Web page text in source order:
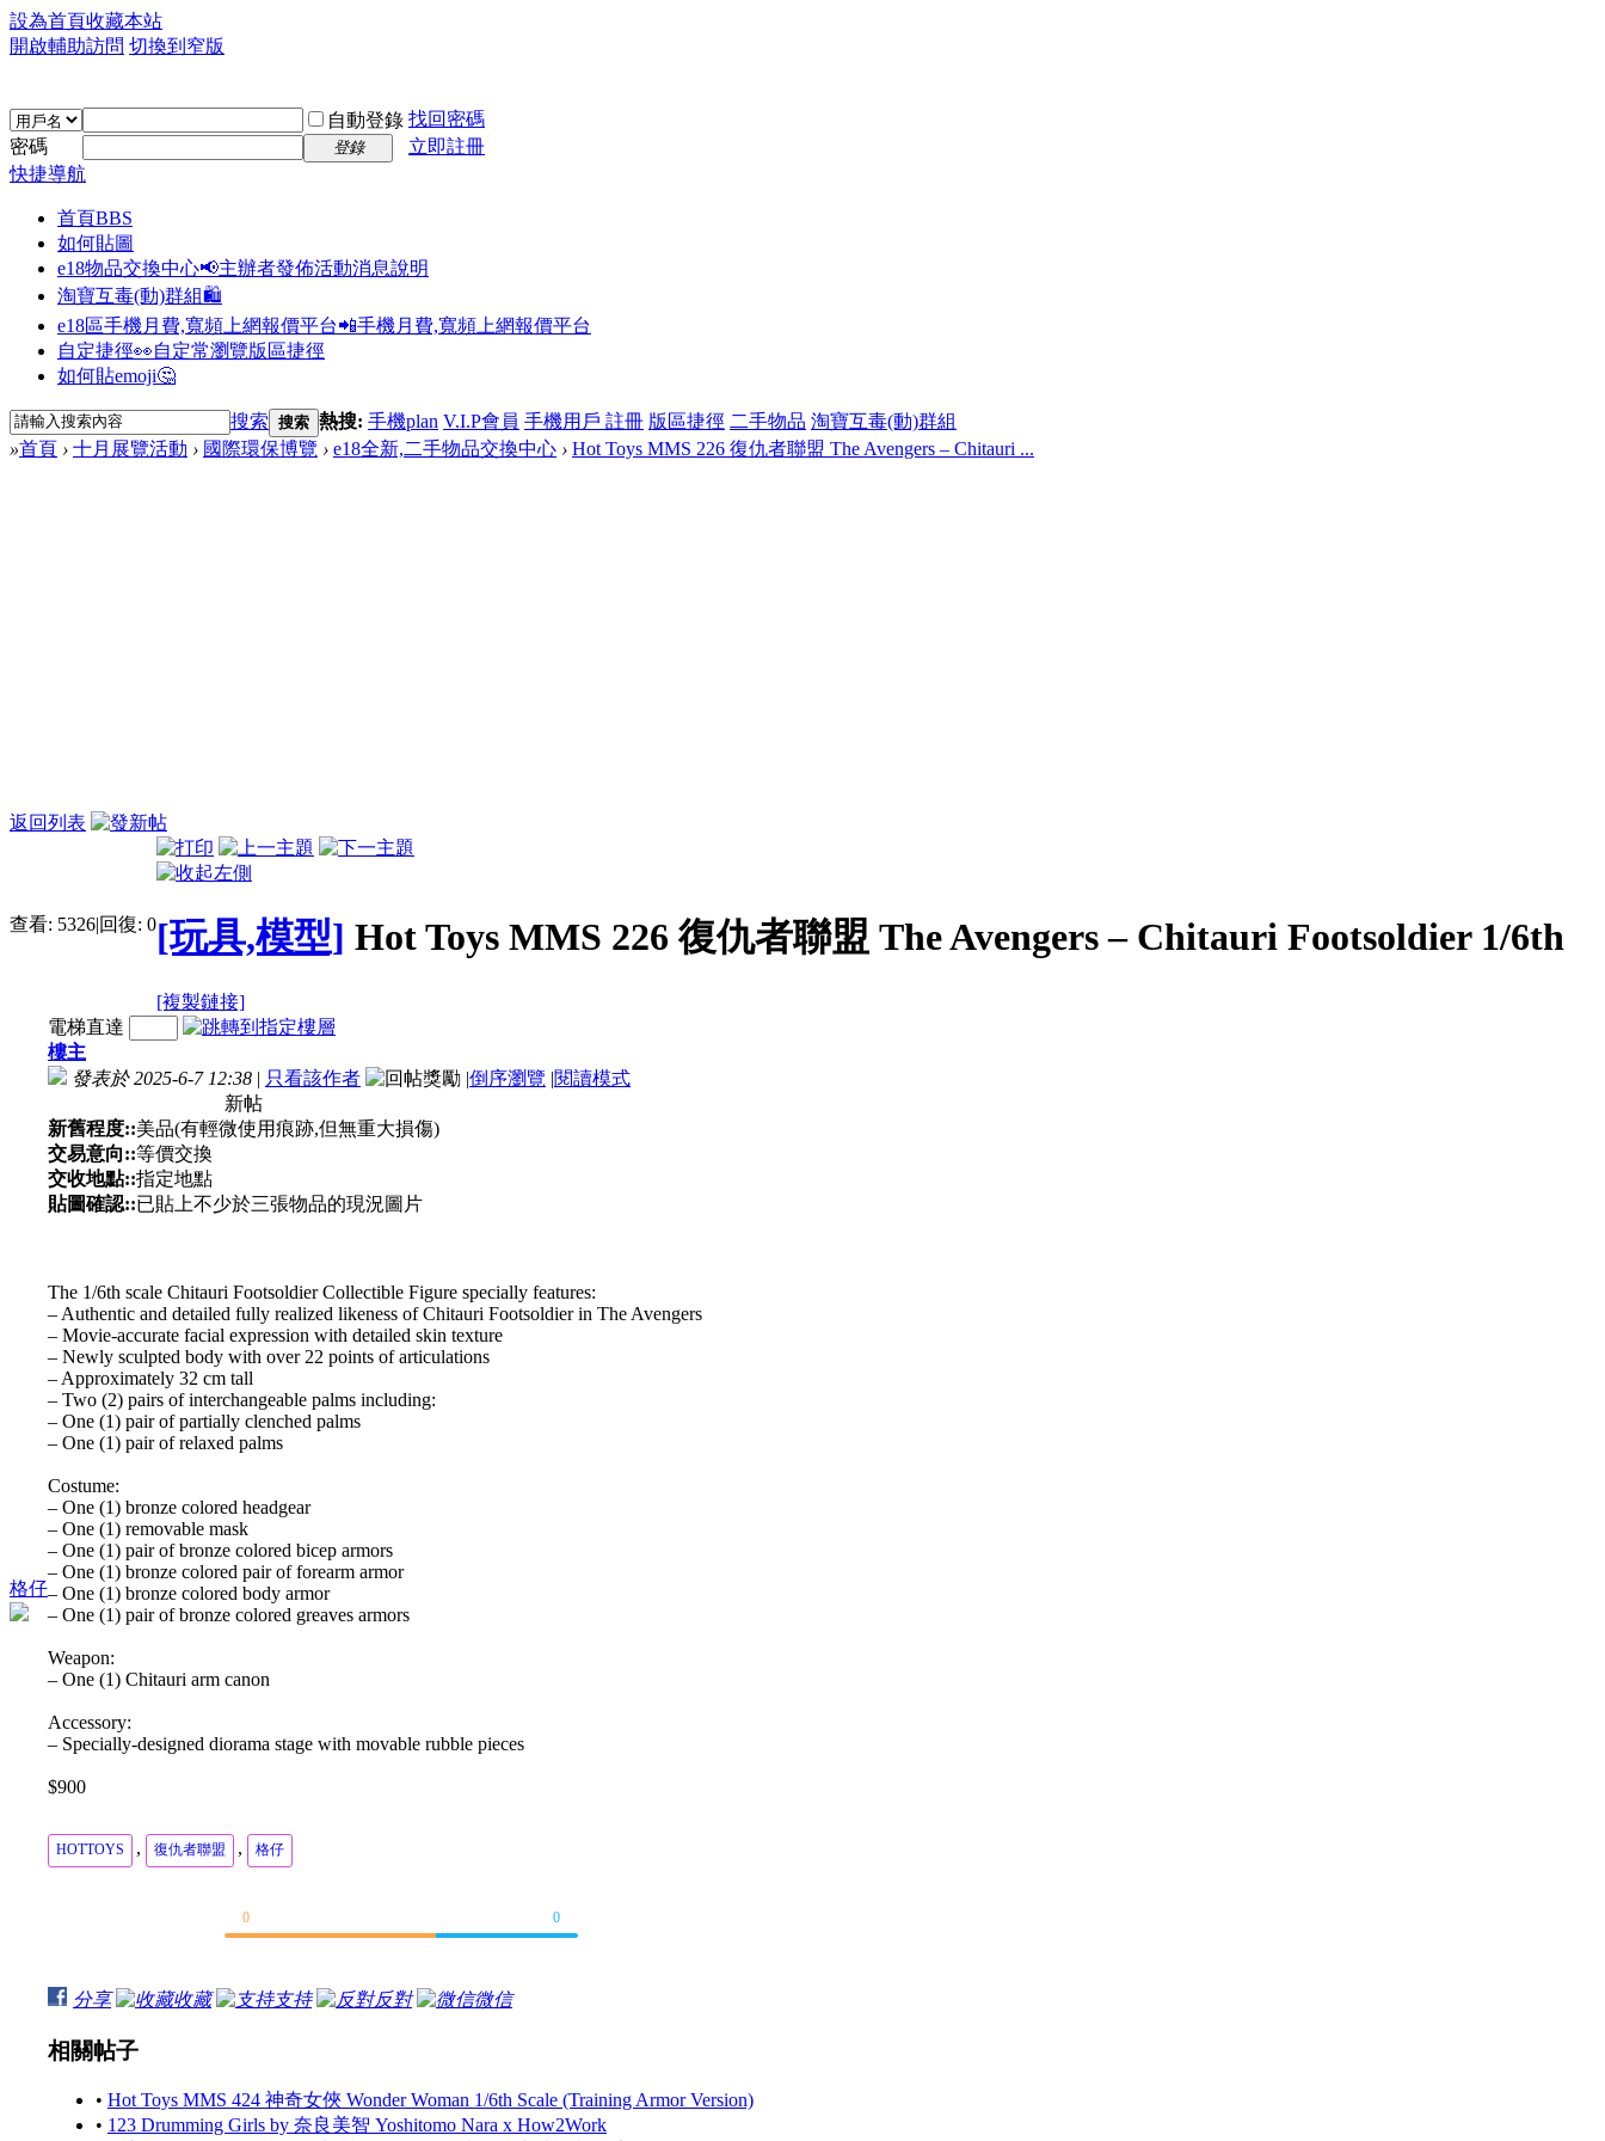
設為首頁收藏本站
開啟輔助訪問 切換到窄版
自動登錄 找回密碼
密碼
登錄
立即註冊
快捷導航
首頁BBS
如何貼圖
e18物品交換中心📢主辦者發佈活動消息說明
淘寶互毒(動)群組🛍️
e18區手機月費,寬頻上網報價平台📲手機月費,寬頻上網報價平台
自定捷徑👀自定常瀏覽版區捷徑
如何貼emoji🤔
搜索 搜索 熱搜: 手機plan V.I.P會員 手機用戶 註冊 版區捷徑 二手物品 淘寶互毒(動)群組
»首頁 › 十月展覽活動 › 國際環保博覽 › e18全新,二手物品交換中心 › Hot Toys MMS 226 復仇者聯盟 The Avengers – Chitauri ...
返回列表
查看: 5326|回復: 0[玩具,模型] Hot Toys MMS 226 復仇者聯盟 The Avengers – Chitauri Footsoldier 1/6th
[複製鏈接]
格仔
電梯直達
樓主
發表於 2025-6-7 12:38 | 只看該作者 |倒序瀏覽 |閱讀模式
新帖
新舊程度::美品(有輕微使用痕跡,但無重大損傷)
交易意向::等價交換
交收地點::指定地點
貼圖確認::已貼上不少於三張物品的現況圖片
The 1/6th scale Chitauri Footsoldier Collectible Figure specially features:
– Authentic and detailed fully realized likeness of Chitauri Footsoldier in The Avengers
– Movie-accurate facial expression with detailed skin texture
– Newly sculpted body with over 22 points of articulations
– Approximately 32 cm tall
– Two (2) pairs of interchangeable palms including:
– One (1) pair of partially clenched palms
– One (1) pair of relaxed palms
Costume:
– One (1) bronze colored headgear
– One (1) removable mask
– One (1) pair of bronze colored bicep armors
– One (1) bronze colored pair of forearm armor
– One (1) bronze colored body armor
– One (1) pair of bronze colored greaves armors
Weapon:
– One (1) Chitauri arm canon
Accessory:
– Specially-designed diorama stage with movable rubble pieces
$900
HOTTOYS , 復仇者聯盟 , 格仔
0
0
分享 收藏 支持 反對 微信
相關帖子
• Hot Toys MMS 424 神奇女俠 Wonder Woman 1/6th Scale (Training Armor Version)
• 123 Drumming Girls by 奈良美智 Yoshitomo Nara x How2Work